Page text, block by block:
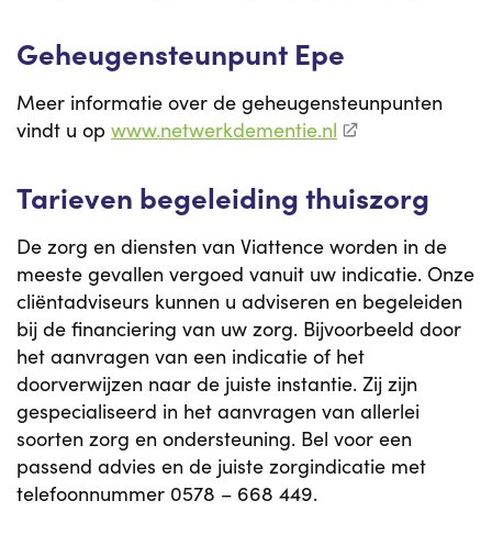
Geheugensteunpunt Epe
Meer informatie over de geheugensteunpunten
vindt u op www.netwerkdementie.nl
Tarieven begeleiding thuiszorg
De zorg en diensten van Viattence worden in de
meeste gevallen vergoed vanuit uw indicatie. Onze
cliëntadviseurs kunnen u adviseren en begeleiden
bij de financiering van uw zorg. Bijvoorbeeld door
het aanvragen van een indicatie of het
doorverwijzen naar de juiste instantie. Zij zijn
gespecialiseerd in het aanvragen van allerlei
soorten zorg en ondersteuning. Bel voor een
passend advies en de juiste zorgindicatie met
telefoonnummer 0578 – 668 449.